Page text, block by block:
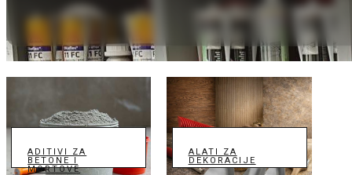
ADITIVI ZA
BETONE I
MORTOVE
ALATI ZA
DEKORACIJE